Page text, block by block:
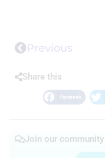
Previous
Share this
Facebook
Join our community